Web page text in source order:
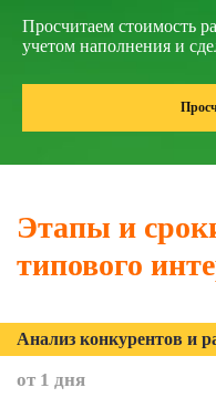
Просчитаем стоимость
учетом наполнения и
Этапы и
типового
Анализ конкурентов и
от 1 дня